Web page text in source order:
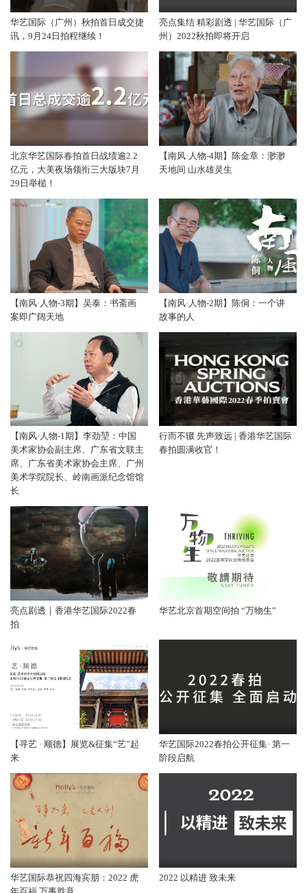
华艺国际（广州）秋拍首日成交捷
讯，9月24日拍程继续！
亮点集结 精彩剧透 | 华艺国际（广
州）2022秋拍即将开启
北京华艺国际春拍首日战绩逾2.2
亿元，大美夜场领衔三大版块7月
29日举槌！
【南风·人物-4期】陈金章：渺渺
天地间 山水雄灵生
【南风·人物-3期】吴泰：书斋画
案即广阔天地
【南风·人物-2期】陈侗：一个讲
故事的人
【南风·人物-1期】李劲堃：中国
美术家协会副主席、广东省文联主
席、广东省美术家协会主席、广州
美术学院院长、岭南画派纪念馆馆
长
行而不辍 先声致远 | 香港华艺国际
春拍圆满收官！
亮点剧透｜香港华艺国际2022春
拍
华艺北京首期空间拍 “万物生”
【寻艺 · 顺德】展览&征集“艺”起
来
华艺国际2022春拍公开征集· 第一
阶段启航
华艺国际恭祝四海宾朋：2022 虎
2022 以精进 致未来